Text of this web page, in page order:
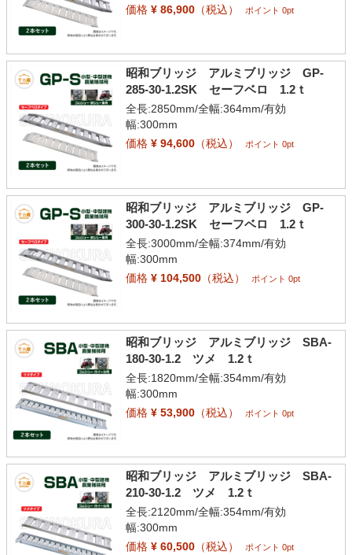
価格¥ 86,900（税込） ポイント 0pt
昭和ブリッジ アルミブリッジ GP-
285-30-1.2SK セーフベロ 1.2ｔ
全長:2850mm/全幅:364mm/有効
幅:300mm
価格¥ 94,600（税込） ポイント 0pt
昭和ブリッジ アルミブリッジ GP-
300-30-1.2SK セーフベロ 1.2ｔ
全長:3000mm/全幅:374mm/有効
幅:300mm
価格¥ 104,500（税込） ポイント 0pt
昭和ブリッジ アルミブリッジ SBA-
180-30-1.2 ツメ 1.2ｔ
全長:1820mm/全幅:354mm/有効
幅:300mm
価格¥ 53,900（税込） ポイント 0pt
昭和ブリッジ アルミブリッジ SBA-
210-30-1.2 ツメ 1.2ｔ
全長:2120mm/全幅:354mm/有効
幅:300mm
価格¥ 60,500（税込） ポイント 0pt